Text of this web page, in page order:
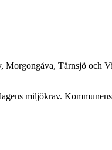
Tärnsjö och
miljökrav.